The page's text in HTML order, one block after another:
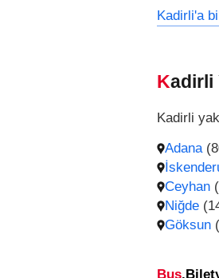
Kadirli'a
Kadirli
Adana
Niğde
Göksun
Ceyhan
Bus